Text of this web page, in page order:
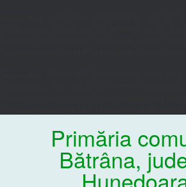
Primăria
Bătrâna,